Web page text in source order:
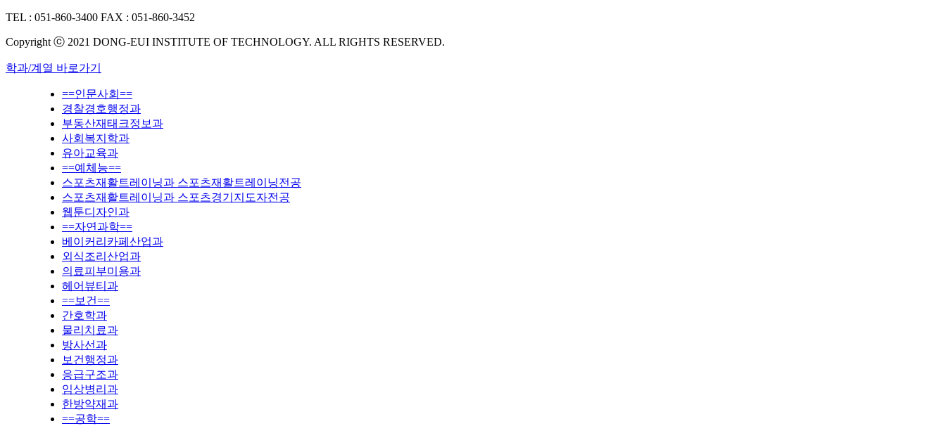
TEL : 051-860-3400 FAX : 051-860-3452
Copyright ⓒ 2021 DONG-EUI INSTITUTE OF TECHNOLOGY. ALL RIGHTS RESERVED.
학과/계열 바로가기
==인문사회==
경찰경호행정과
부동산재태크정보과
사회복지학과
유아교육과
==예체능==
스포츠재활트레이닝과 스포츠재활트레이닝전공
스포츠재활트레이닝과 스포츠경기지도자전공
웹툰디자인과
==자연과학==
베이커리카페산업과
외식조리산업과
의료피부미용과
헤어뷰티과
==보건==
간호학과
물리치료과
방사선과
보건행정과
응급구조과
임상병리과
한방약재과
==공학==